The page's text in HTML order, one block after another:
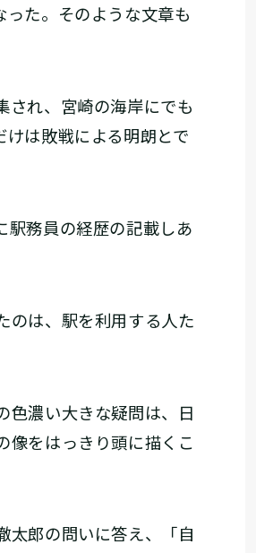
た。そのような文章も
れ、宮崎の海岸にでも
は敗戦による明朗とで
務員の経歴の記載しあ
のは、駅を利用する人た
色濃い大きな疑問は、日
像をはっきり頭に描くこ
太郎の問いに答え、「自